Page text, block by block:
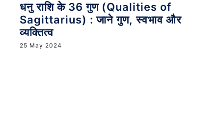
धनु राशि के 36 गुण (Qualities of
Sagittarius) : जाने गुण, स्वभाव और
व्यक्तित्व
25 May 2024